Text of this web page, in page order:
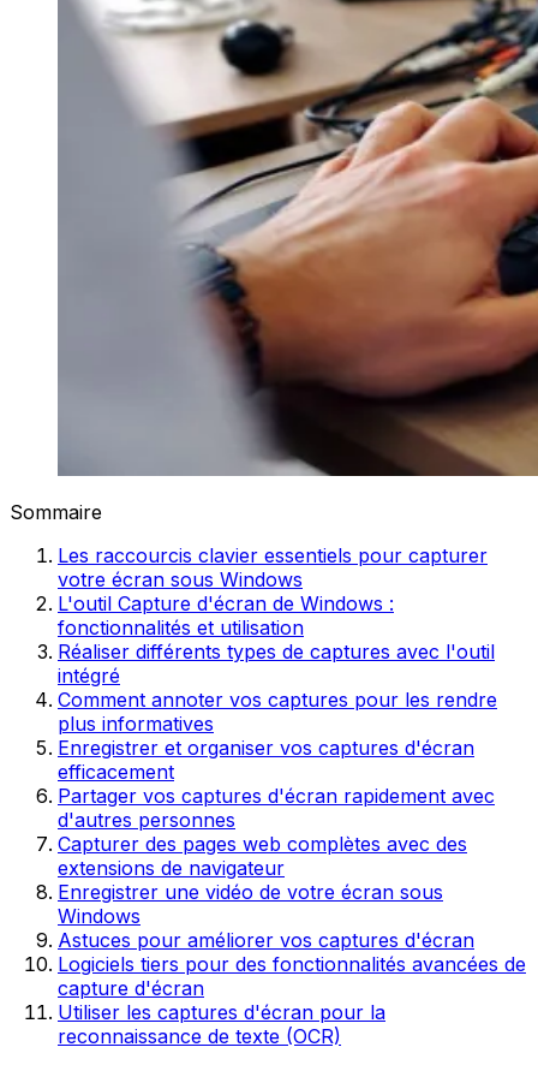
Sommaire
Les raccourcis clavier essentiels pour capturer
votre écran sous Windows
L'outil Capture d'écran de Windows :
fonctionnalités et utilisation
Réaliser différents types de captures avec l'outil
intégré
Comment annoter vos captures pour les rendre
plus informatives
Enregistrer et organiser vos captures d'écran
efficacement
Partager vos captures d'écran rapidement avec
d'autres personnes
Capturer des pages web complètes avec des
extensions de navigateur
Enregistrer une vidéo de votre écran sous
Windows
Astuces pour améliorer vos captures d'écran
Logiciels tiers pour des fonctionnalités avancées de
capture d'écran
Utiliser les captures d'écran pour la
reconnaissance de texte (OCR)